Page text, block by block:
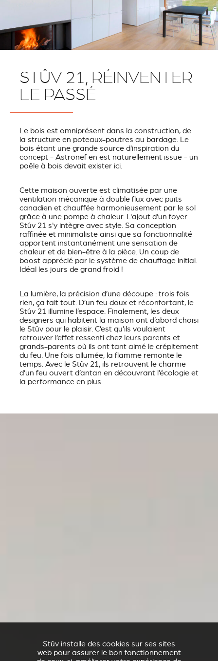
STÛV 21, RÉINVENTER
LE PASSÉ
Le bois est omniprésent dans la construction, de
la structure en poteaux-poutres au bardage. Le
bois étant une grande source d'inspiration du
concept - Astronef en est naturellement issue - un
poêle à bois devait exister ici.
Cette maison ouverte est climatisée par une
ventilation mécanique à double flux avec puits
canadien et chauffée harmonieusement par le sol
grâce à une pompe à chaleur. L'ajout d'un foyer
Stûv 21 s'y intègre avec style. Sa conception
raffinée et minimaliste ainsi que sa fonctionnalité
apportent instantanément une sensation de
chaleur et de bien-être à la pièce. Un coup de
boost apprécié par le système de chauffage initial.
Idéal les jours de grand froid !
La lumière, la précision d’une découpe : trois fois
rien, ça fait tout. D’un feu doux et réconfortant, le
Stûv 21 illumine l’espace. Finalement, les deux
designers qui habitent la maison ont d’abord choisi
le Stûv pour le plaisir. C’est qu’ils voulaient
retrouver l’effet ressenti chez leurs parents et
grands-parents où ils ont tant aimé le crépitement
du feu. Une fois allumée, la flamme remonte le
temps. Avec le Stûv 21, ils retrouvent le charme
d’un feu ouvert d’antan en découvrant l’écologie et
la performance en plus.
Stûv installe des cookies sur ses sites
web pour assurer le bon fonctionnement